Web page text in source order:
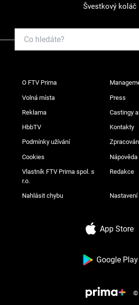
Švestkový koláč
O FTV Prima
Volná místa Press
Reklama Castingy
HbbTV Kontakty
Podmínky užívání
Cookies Nápověda
Vlastník FTV Prima spol. s
r.o.
Redakce
Nahlásit chybu
App Store
Google Play
©